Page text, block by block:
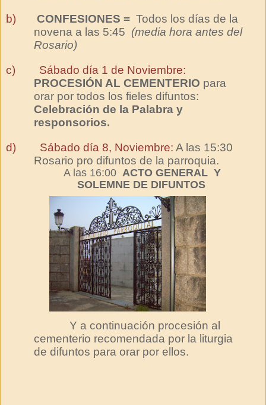
b) CONFESIONES = Todos los días de la
novena a las 5:45 (media hora antes del
Rosario)
c)
Sábado día 1 de Noviembre:
PROCESIÓN AL CEMENTERIO para
orar por todos los fieles difuntos:
Celebración de la Palabra y
responsorios.
d)
Sábado día 8, Noviembre: A las 15:30
Rosario pro difuntos de la parroquia.
A las 16:00ACTO GENERAL Y
SOLEMNE DE DIFUNTOS
Y a continuación procesión al
cementerio recomendada por la liturgia
de difuntos para orar por ellos.